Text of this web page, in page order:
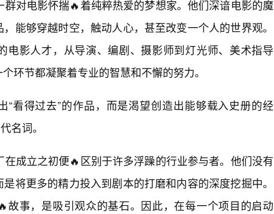
对电影怀揣🔥着纯粹热爱的梦想家。他们深谙电影的魔
能够穿越时空，触动人心，甚至改变一个人的世界观。
电影人才，从导演、编剧、摄影师到灯光师、美术指导
环节都凝聚着专业的智慧和不懈的努力。
“看得过去”的作品，而是渴望创造出能够载入史册的经
名词。
成立之初便🔥区别于许多浮躁的行业参与者。他们没有
将更多的精力投入到剧本的打磨和内容的深度挖掘中。
故事，是吸引观众的基石。因此，在每一个项目的启动